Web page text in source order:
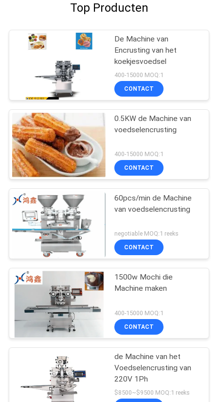
Top Producten
De Machine van
Encrusting van het
koekjesvoedsel
400-15000 MOQ:1
CONTACT
0.5KW de Machine van
voedselencrusting
400-15000 MOQ:1
CONTACT
60pcs/min de Machine
van voedselencrusting
negotiable MOQ:1 reeks
CONTACT
1500w Mochi die
Machine maken
400-15000 MOQ:1
CONTACT
de Machine van het
Voedselencrusting van
220V 1Ph
$8500~$9500 MOQ:1 reeks